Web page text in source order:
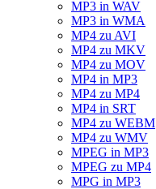
MP3 in WAV
MP3 in WMA
MP4 zu AVI
MP4 zu MKV
MP4 zu MOV
MP4 in MP3
MP4 zu MP4
MP4 in SRT
MP4 zu WEBM
MP4 zu WMV
MPEG in MP3
MPEG zu MP4
MPG in MP3